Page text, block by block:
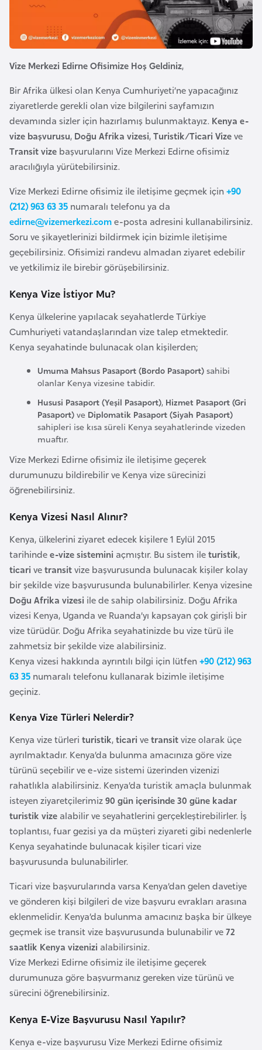
Vize Merkezi Edirne Ofisimize Hoş Geldiniz,
Bir Afrika ülkesi olan Kenya Cumhuriyeti’ne yapacağınız
ziyaretlerde gerekli olan vize bilgilerini sayfamızın
devamında sizler için hazırlamış bulunmaktayız. Kenya e-
vize başvurusu, Doğu Afrika vizesi,Turistik/Ticari Vizeve
Transit vize başvurularını Vize Merkezi Edirne ofisimiz
aracılığıyla yürütebilirsiniz.
Vize Merkezi Edirne ofisimiz ile iletişime geçmek için+90
(212) 963 63 35 numaralı telefonu ya da
edirne@vizemerkezi.come-posta adresini kullanabilirsiniz.
Soru ve şikayetlerinizi bildirmek için bizimle iletişime
geçebilirsiniz. Ofisimizi randevu almadan ziyaret edebilir
ve yetkilimiz ile birebir görüşebilirsiniz.
Kenya Vize İstiyor Mu?
Kenya ülkelerine yapılacak seyahatlerde Türkiye
Cumhuriyeti vatandaşlarından vize talep etmektedir.
Kenya seyahatinde bulunacak olan kişilerden;
Umuma Mahsus Pasaport (Bordo Pasaport)sahibi
olanlar Kenya vizesine tabidir.
Hususi Pasaport (Yeşil Pasaport), Hizmet Pasaport (Gri
Pasaport)ve Diplomatik Pasaport (Siyah Pasaport)
sahipleri ise kısa süreli Kenya seyahatlerinde vizeden
muaftır.
Vize Merkezi Edirne ofisimiz ile iletişime geçerek
durumunuzu bildirebilir ve Kenya vize sürecinizi
öğrenebilirsiniz.
Kenya Vizesi Nasıl Alınır?
Kenya, ülkelerini ziyaret edecek kişilere 1 Eylül 2015
tarihindee-vize sistemini açmıştır. Bu sistem ileturistik,
ticari vetransitvize başvurusunda bulunacak kişiler kolay
bir şekilde vize başvurusunda bulunabilirler. Kenya vizesine
Doğu Afrika vizesi ile de sahip olabilirsiniz. Doğu Afrika
vizesi Kenya, Uganda ve Ruanda’yı kapsayan çok girişli bir
vize türüdür. Doğu Afrika seyahatinizde bu vize türü ile
zahmetsiz bir şekilde vize alabilirsiniz.
Kenya vizesi hakkında ayrıntılı bilgi için lütfen+90 (212) 963
63 35 numaralı telefonu kullanarak bizimle iletişime
geçiniz.
Kenya Vize Türleri Nelerdir?
Kenya vize türleri turistik,ticari vetransitvize olarak üçe
ayrılmaktadır. Kenya’da bulunma amacınıza göre vize
türünü seçebilir ve e-vize sistemi üzerinden vizenizi
rahatlıkla alabilirsiniz. Kenya’da turistik amaçla bulunmak
isteyen ziyaretçilerimiz90 gün içerisinde 30 güne kadar
turistik vize alabilir ve seyahatlerini gerçekleştirebilirler. İş
toplantısı, fuar gezisi ya da müşteri ziyareti gibi nedenlerle
Kenya seyahatinde bulunacak kişiler ticari vize
başvurusunda bulunabilirler.
Ticari vize başvurularında varsa Kenya’dan gelen davetiye
ve gönderen kişi bilgileri de vize başvuru evrakları arasına
eklenmelidir. Kenya’da bulunma amacınız başka bir ülkeye
geçmek ise transit vize başvurusunda bulunabilir ve72
saatlik Kenya vizenizi alabilirsiniz.
Vize Merkezi Edirne ofisimiz ile iletişime geçerek
durumunuza göre başvurmanız gereken vize türünü ve
sürecini öğrenebilirsiniz.
Kenya E-Vize Başvurusu Nasıl Yapılır?
Kenya e-vize başvurusu Vize Merkezi Edirne ofisimiz
n
a
n
g
l
a
d
ş
l
a
r
s
B
e
n
n
o
s
a
e
s
e
B
u
l
g
a
r
i
t
a
n
B
u
r
k
a